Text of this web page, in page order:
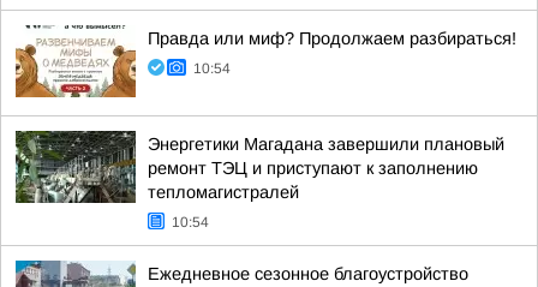
Правда или миф? Продолжаем разбираться!
10:54
Энергетики Магадана завершили плановый
ремонт ТЭЦ и приступают к заполнению
тепломагистралей
10:54
Ежедневное сезонное благоустройство